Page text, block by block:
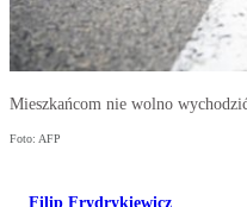
Mieszkańcom nie wolno
Foto: AFP
Filip Frydrykiewicz